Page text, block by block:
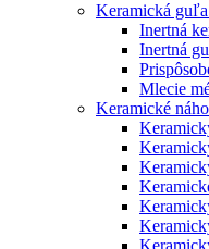
Keramická
Inertná
Inertná
Mlecie
Keramické